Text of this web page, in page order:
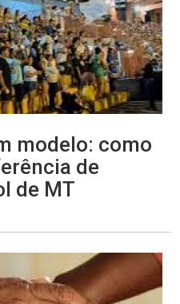
modelo: como
de
de MT